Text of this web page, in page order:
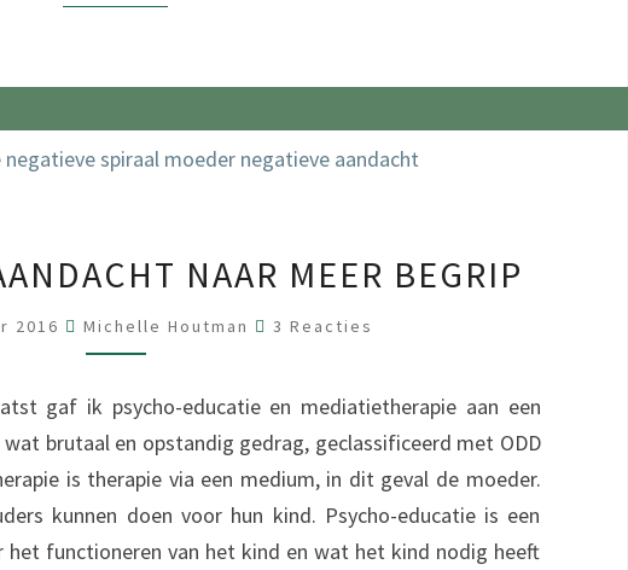
N
T
A
E
A
N
N
G
NAAR MEER BEGRIP
2016 Michelle Houtman
R
T
I
E
3 Reacties
gaf ik psycho-educatie en mediatietherapie aan een
brutaal en opstandig gedrag, geclassificeerd met ODD
is therapie via een medium, in dit geval de moeder.
kunnen doen voor hun kind. Psycho-educatie is een
functioneren van het kind en wat het kind nodig heeft